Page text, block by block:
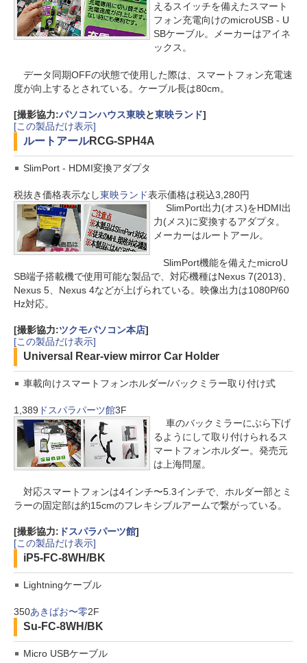
えるスイッチを備えたスマート
フォン充電向けのmicroUSB - U
SBケーブル。メーカーはアイネ
ックス。
データ同期OFFの状態で使用した際は、スマートフォン充電速
度が向上するとされている。ケーブル長は80cm。
[撮影協力:パソコンハウス東映と東映ランド]
[この製品だけ表示]
ルートアールRCG-SPH4A
SlimPort - HDMI変換アダプタ
税抜き価格表示なし東映ランド表示価格は税込3,280円
SlimPort出力(オス)をHDMI出
力(メス)に変換するアダプタ。
メーカーはルートアール。
SlimPort機能を備えたmicroU
SB端子搭載機で使用可能な製品で、対応機種はNexus 7(2013)、
Nexus 5、Nexus 4などが上げられている。映像出力は1080P/60
Hz対応。
[撮影協力:ツクモパソコン本店]
[この製品だけ表示]
Universal Rear-view mirror Car Holder
車載向けスマートフォンホルダー/バックミラー取り付け式
1,389 ドスパラパーツ館3F
車のバックミラーにぶら下げ
るようにして取り付けられるス
マートフォンホルダー。発売元
は上海問屋。
対応スマートフォンは4インチ〜5.3インチで、ホルダー部とミ
ラーの固定部は約15cmのフレキシブルアームで繋がっている。
[撮影協力: ドスパラパーツ館]
[この製品だけ表示]
iP5-FC-8WH/BK
Lightningケーブル
350あきばお〜零2F
Su-FC-8WH/BK
Micro USBケーブル